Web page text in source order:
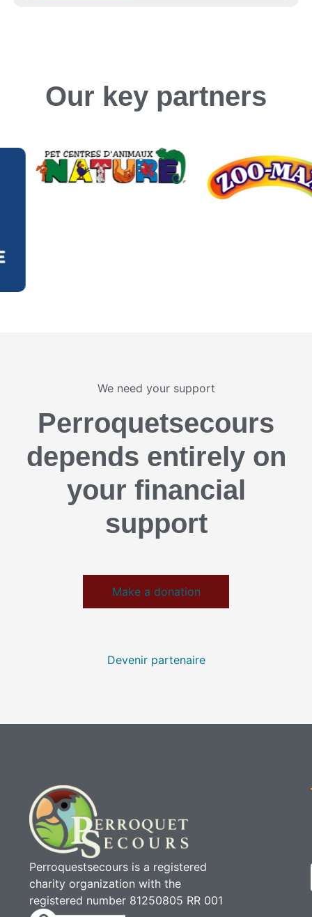
Our key partners
We need your support
Perroquetsecours
depends entirely on
your financial
support
Make a donation
Devenir partenaire
Perroquestsecours is a registered
charity organization with the
registered number 81250805 RR 001